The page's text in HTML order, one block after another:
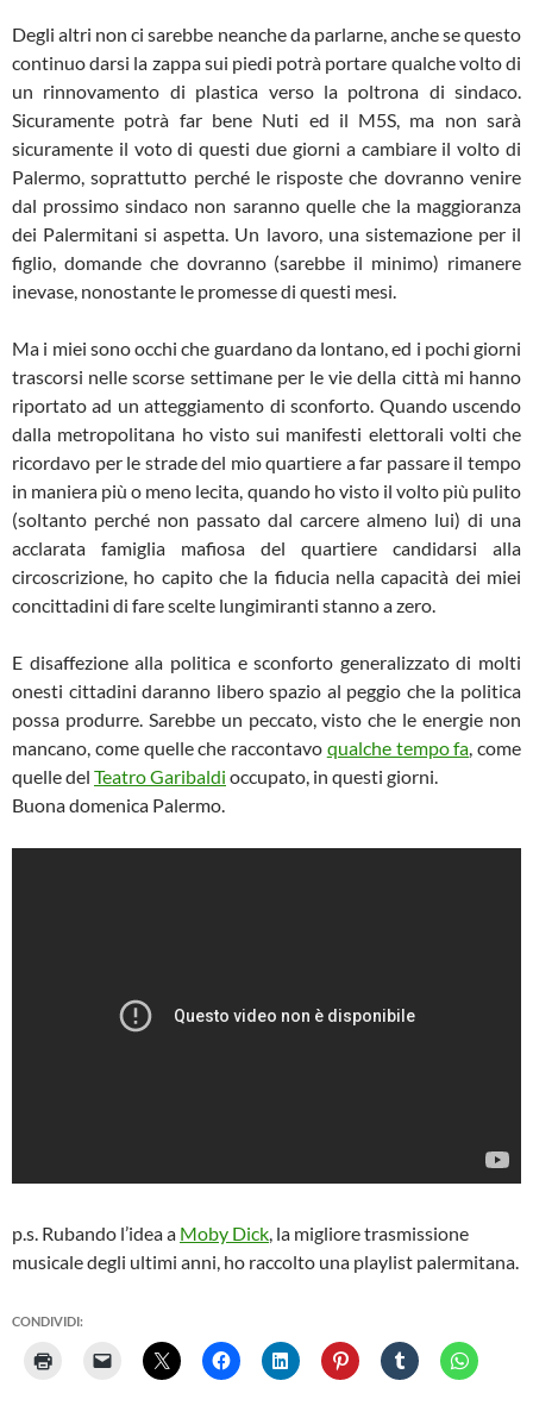
Degli altri non ci sarebbe neanche da parlarne, anche se questo
continuo darsi la zappa sui piedi potrà portare qualche volto di
un rinnovamento di plastica verso la poltrona di sindaco.
Sicuramente potrà far bene Nuti ed il M5S, ma non sarà
sicuramente il voto di questi due giorni a cambiare il volto di
Palermo, soprattutto perché le risposte che dovranno venire
dal prossimo sindaco non saranno quelle che la maggioranza
dei Palermitani si aspetta. Un lavoro, una sistemazione per il
figlio, domande che dovranno (sarebbe il minimo) rimanere
inevase, nonostante le promesse di questi mesi.
Ma i miei sono occhi che guardano da lontano, ed i pochi giorni
trascorsi nelle scorse settimane per le vie della città mi hanno
riportato ad un atteggiamento di sconforto. Quando uscendo
dalla metropolitana ho visto sui manifesti elettorali volti che
ricordavo per le strade del mio quartiere a far passare il tempo
in maniera più o meno lecita, quando ho visto il volto più pulito
(soltanto perché non passato dal carcere almeno lui) di una
acclarata famiglia mafiosa del quartiere candidarsi alla
circoscrizione, ho capito che la fiducia nella capacità dei miei
concittadini di fare scelte lungimiranti stanno a zero.
E disaffezione alla politica e sconforto generalizzato di molti
onesti cittadini daranno libero spazio al peggio che la politica
possa produrre. Sarebbe un peccato, visto che le energie non
mancano, come quelle che raccontavo qualche tempo fa, come
quelle del Teatro Garibaldi occupato, in questi giorni.
Buona domenica Palermo.
p.s. Rubando l’idea a Moby Dick, la migliore trasmissione
musicale degli ultimi anni, ho raccolto una playlist palermitana.
CONDIVIDI: